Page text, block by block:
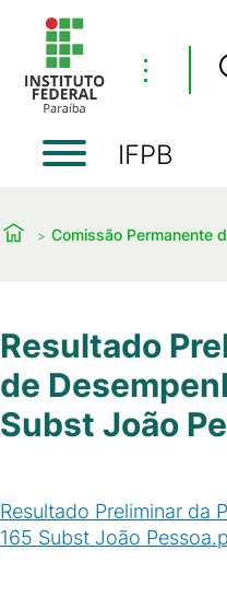
⋮
IFPB
Comissão Permanente
Resultado
de
Subst João
Resultado Preliminar da
165 Subst João